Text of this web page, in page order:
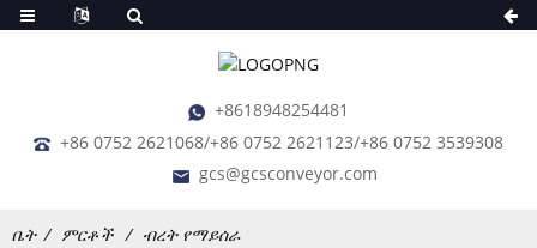
+8618948254481
+86 0752 2621068/+86 0752 2621123/+86 0752 3539308
gcs@gcsconveyor.com
ቤት ምርቶች ብረት የማይሰራ